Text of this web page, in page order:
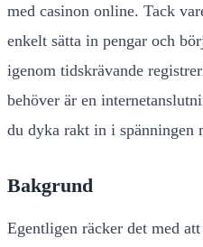
med casinon online. Tack
enkelt sätta in pengar och
igenom tidskrävande
behöver är en
du dyka rakt in i spänningen
Bakgrund
Egentligen räcker det med att